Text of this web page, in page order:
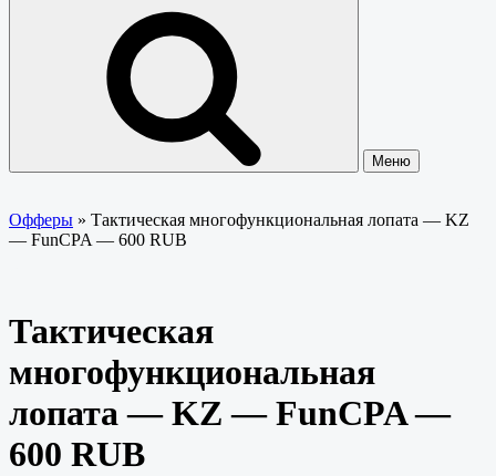
Меню
Офферы » Тактическая многофункциональная лопата — KZ
— FunCPA — 600 RUB
Тактическая
многофункциональная
лопата — KZ — FunCPA —
600 RUB